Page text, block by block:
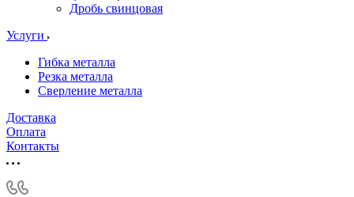
Дробь свинцовая
Услуги
Гибка металла
Резка металла
Сверление металла
Доставка
Оплата
Контакты